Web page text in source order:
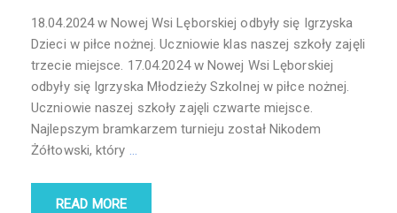
18.04.2024 w Nowej Wsi Lęborskiej odbyły się Igrzyska
Dzieci w piłce nożnej. Uczniowie klas naszej szkoły zajęli
trzecie miejsce. 17.04.2024 w Nowej Wsi Lęborskiej
odbyły się Igrzyska Młodzieży Szkolnej w piłce nożnej.
Uczniowie naszej szkoły zajęli czwarte miejsce.
Najlepszym bramkarzem turnieju został Nikodem
Żółtowski, który …
READ MORE